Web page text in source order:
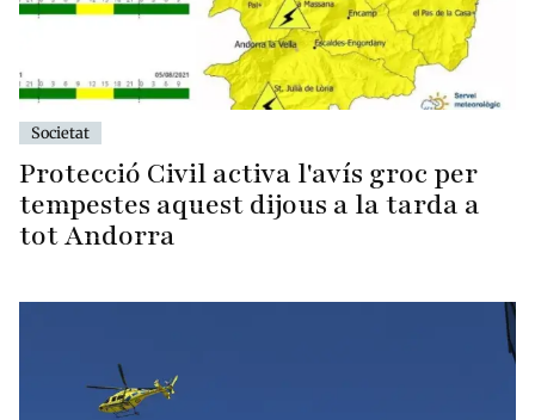
Societat
Protecció Civil activa l'avís groc per
tempestes aquest dijous a la tarda a
tot Andorra